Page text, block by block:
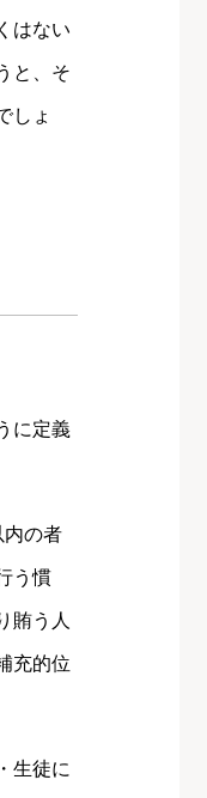
はない
と、そ
しょ
に定義
内の者
う慣
賄う人
充的位
生徒に